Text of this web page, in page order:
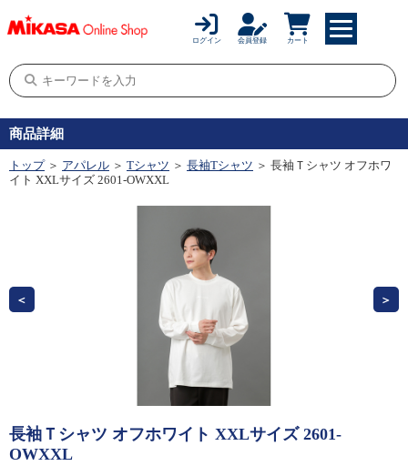
ログイン 会員登録 カート
商品詳細
トップ ＞ アパレル ＞ Tシャツ ＞ 長袖Tシャツ ＞ 長袖Ｔシャツ オフホワ
イト XXLサイズ 2601-OWXXL
長袖Ｔシャツ オフホワイト XXLサイズ 2601-
OWXXL